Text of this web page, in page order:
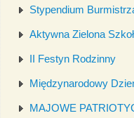
Stypendium
Aktywna Zielona
II Festyn Rodzinny
Międzynarodowy
MAJOWE